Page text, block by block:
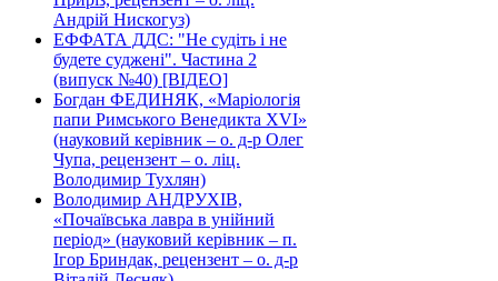
Андрій Нискогуз)
ЕФФАТА ДДС: "Не судіть і не
будете суджені". Частина 2
(випуск №40) [ВІДЕО]
Богдан ФЕДИНЯК, «Маріологія
папи Римського Венедикта XVI»
(науковий керівник – о. д-р Олег
Чупа, рецензент – о. ліц.
Володимир Тухлян)
Володимир АНДРУХІВ,
«Почаївська лавра в унійний
період» (науковий керівник – п.
Ігор Бриндак, рецензент – о. д-р